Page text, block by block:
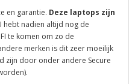
en garantie. Deze laptops zijn
hebt nadien altijd nog de
te komen om zo de
merken is dit zeer moeilijk
zijn door onder andere Secure